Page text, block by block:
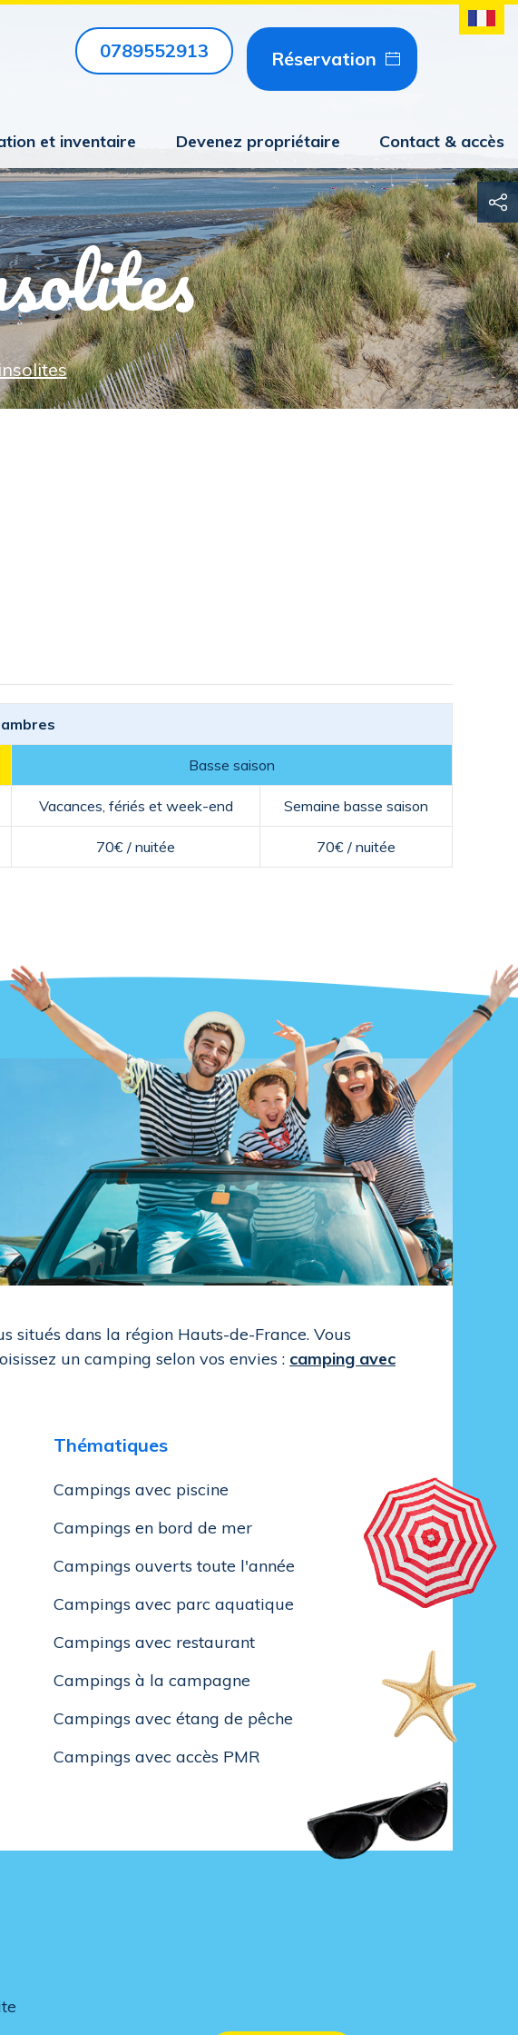
0789552913 Réservation
et inventaire Devenez propriétaire Contact & accès
Basse saison
Vacances, fériés et week-end Semaine basse saison
70€ / nuitée 70€ / nuitée
situés dans la région Hauts-de-France. Vous
un camping selon vos envies : camping avec
Thématiques
Campings avec piscine
Campings en bord de mer
Campings ouverts toute l'année
Campings avec parc aquatique
Campings avec restaurant
Campings à la campagne
Campings avec étang de pêche
Campings avec accès PMR